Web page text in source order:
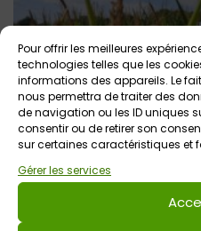
Pour offrir les meilleures
technologies telles que les
informations des appareils. Le
nous permettra de traiter des
de navigation ou les ID uniques
consentir ou de retirer son
sur certaines caractéristiques et
Gérer les services
On a testé en Famille
Labyrinthe de Maïs